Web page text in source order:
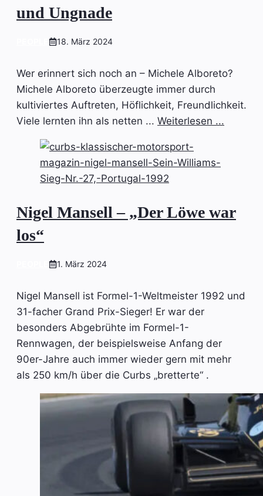
und Ungnade
18. März 2024
Wer erinnert sich noch an – Michele Alboreto?
Michele Alboreto überzeugte immer durch
kultiviertes Auftreten, Höflichkeit, Freundlichkeit.
Viele lernten ihn als netten ... Weiterlesen ...
Nigel Mansell – „Der Löwe war
los“
1. März 2024
Nigel Mansell ist Formel-1-Weltmeister 1992 und
31-facher Grand Prix-Sieger! Er war der
besonders Abgebrühte im Formel-1-
Rennwagen, der beispielsweise Anfang der
90er-Jahre auch immer wieder gern mit mehr
als 250 km/h über die Curbs „bretterte“ .